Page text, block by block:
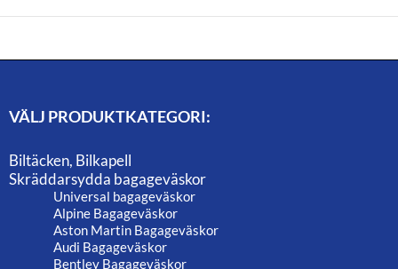
VÄLJ PRODUKTKATEGORI:
Biltäcken, Bilkapell
Skräddarsydda bagageväskor
Universal bagageväskor
Alpine Bagageväskor
Aston Martin Bagageväskor
Audi Bagageväskor
Bentley Bagageväskor